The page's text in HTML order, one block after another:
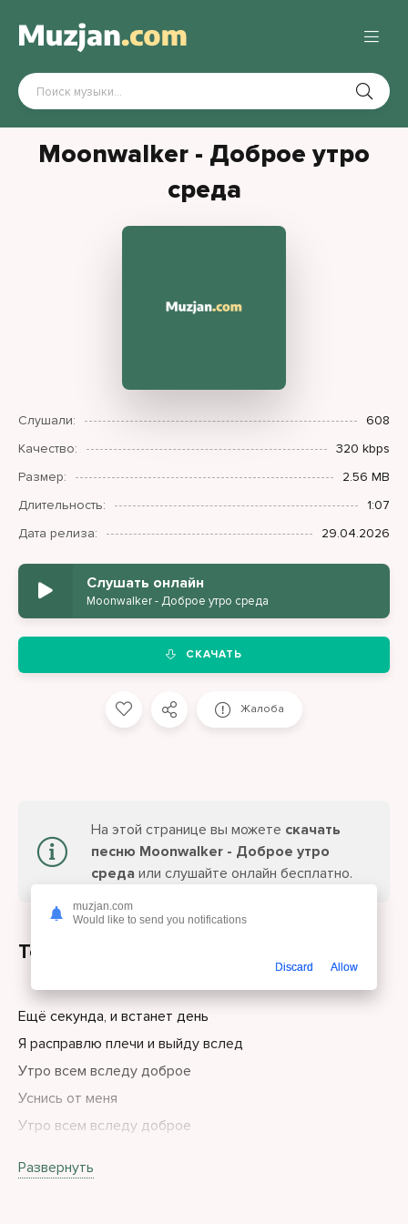
Moonwalker - Доброе утро
среда
Слушали:
608
Качество:
320 kbps
Размер:
2.56 MB
Длительность:
1:07
Дата релиза:
29.04.2026
Слушать онлайн
Moonwalker - Доброе утро среда
СКАЧАТЬ
Жалоба
На этой странице вы можете скачать
песню Moonwalker - Доброе утро
среда или слушайте онлайн бесплатно.
Текст песни
Ещё секунда, и встанет день
Я расправлю плечи и выйду вслед
Утро всем вследу доброе
Уснись от меня
Утро всем вследу доброе
Утро всем вследу доброе
Развернуть
muzjan.com
Would like to send you notifications
Discard Allow